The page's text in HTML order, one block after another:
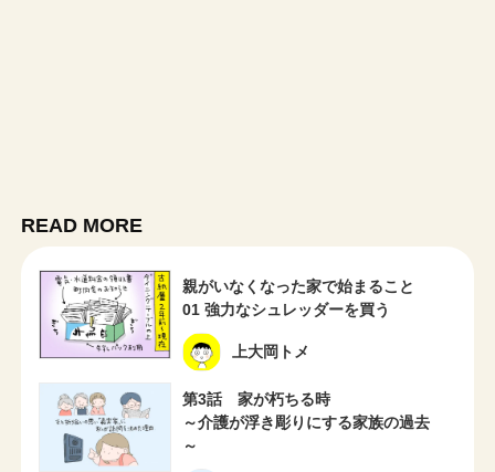
READ MORE
親がいなくなった家で始まること
01 強力なシュレッダーを買う
上大岡トメ
第3話 家が朽ちる時
～介護が浮き彫りにする家族の過去
～